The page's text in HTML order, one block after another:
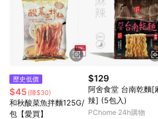
合資格。 特力集團所屬訂單，將會依據購
屋、HOLA 及 Hoi!好好生活 而拆分成不同
饋。
歷史低價
$45 (降$30)
和秋酸菜魚拌麵125G/
包【愛買】
$129
阿舍食堂 台南乾麵[
辣] (5包入)
PChome 24h購物